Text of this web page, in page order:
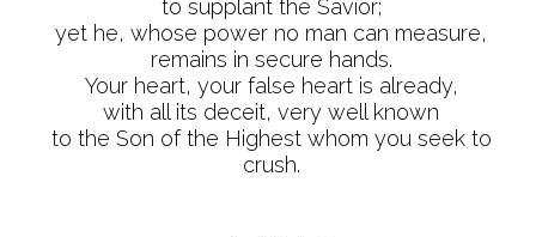
to supplant the Savior;
yet he, whose power no man can measure,
remains in secure hands.
Your heart, your false heart is already,
with all its deceit, very well known
to the Son of the Highest whom you seek to
crush.